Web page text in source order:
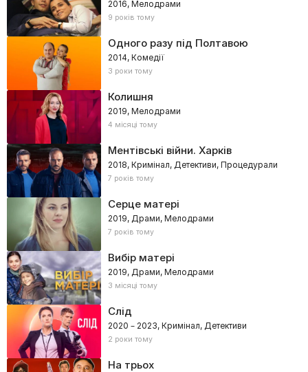
2016, Мелодрами
9 років тому
Одного разу під Полтавою
2014, Комедії
3 роки тому
Колишня
2019, Мелодрами
4 місяці тому
Ментівські війни. Харків
2018, Кримінал, Детективи, Процедурали
7 років тому
Серце матері
2019, Драми, Мелодрами
7 років тому
Вибір матері
2019, Драми, Мелодрами
3 місяці тому
Слід
2020 – 2023, Кримінал, Детективи
2 роки тому
На трьох